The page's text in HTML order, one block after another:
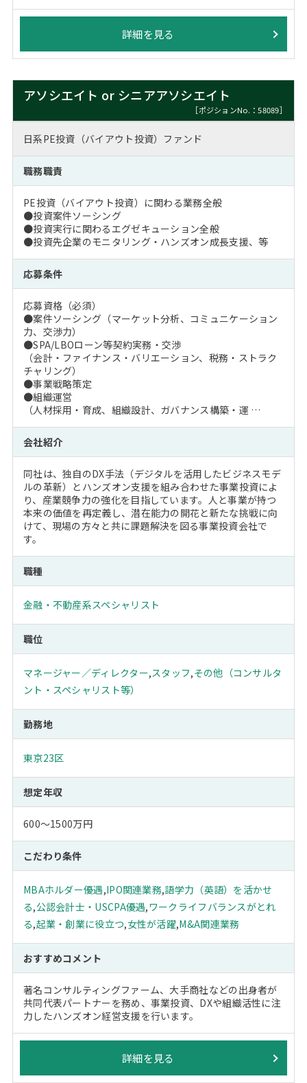
詳細を見る
アソシエイト or シニアアソシエイト
［ポジションNo.：58089］
日系PE投資（バイアウト投資）ファンド
職務職責
PE投資（バイアウト投資）に関わる業務全般
●投資案件ソーシング
●投資実行に関わるエグゼキューション全般
●投資先企業のモニタリング・ハンズオン成長支援、等
応募条件
応募資格（必須）
●案件ソーシング（マーケット分析、コミュニケーション
力、交渉力）
●SPA/LBOローン等契約実務・交渉
（会計・ファイナンス・バリエーション、税務・ストラク
チャリング）
●事業戦略策定
●組織運営
（人材採用・育成、組織設計、ガバナンス構築・運 …
会社紹介
同社は、独自のDX手法（デジタルを活用したビジネスモデ
ルの革新）とハンズオン支援を組み合わせた事業投資によ
り、産業競争力の強化を目指しています。人と事業が持つ
本来の価値を再定義し、潜在能力の開花と新たな挑戦に向
けて、現場の方々と共に課題解決を図る事業投資会社で
す。
職種
金融・不動産系スペシャリスト
職位
マネージャー／ディレクター,スタッフ,その他（コンサルタ
ント・スペシャリスト等）
勤務地
東京23区
想定年収
600～1500万円
こだわり条件
MBAホルダー優遇,IPO関連業務,語学力（英語）を活かせ
る,公認会計士・USCPA優遇, ワークライフバランスがとれ
る,起業・創業に役立つ,女性が活躍,M&A関連業務
おすすめコメント
著名コンサルティングファーム、大手商社などの出身者が
共同代表パートナーを務め、事業投資、DXや組織活性に注
力したハンズオン経営支援を行います。
詳細を見る